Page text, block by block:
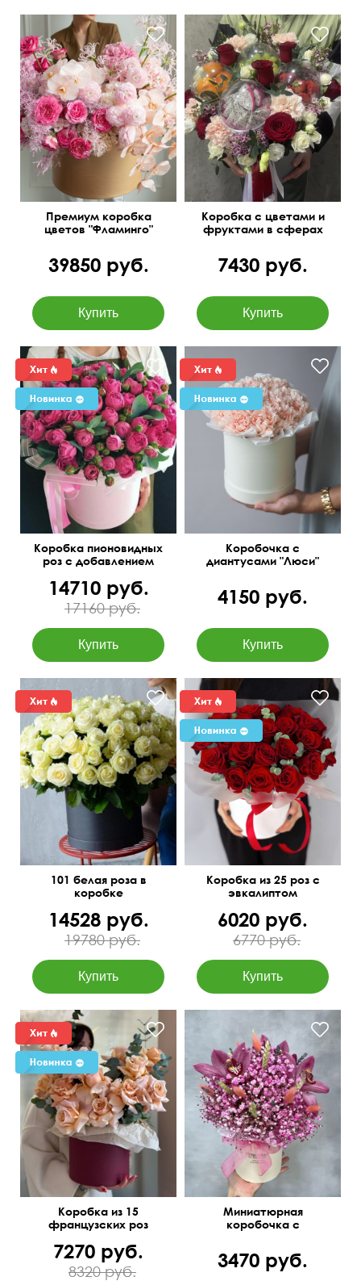
Требуется
предварительный заказ
за день
Премиум коробка
цветов "Фламинго"
39850 руб.
Коробка с цветами и
фруктами в сферах
7430 руб.
Коробка пионовидных
роз с добавлением
14710 руб.
17160 руб.
Коробочка с
диантусами "Люси"
4150 руб.
101 белая роза в
коробке
14528 руб.
19780 руб.
Коробка из 25 роз с
эвкалиптом
6020 руб.
6770 руб.
Коробка из 15
французских роз
7270 руб.
8320 руб.
Миниатюрная
коробочка с
3470 руб.